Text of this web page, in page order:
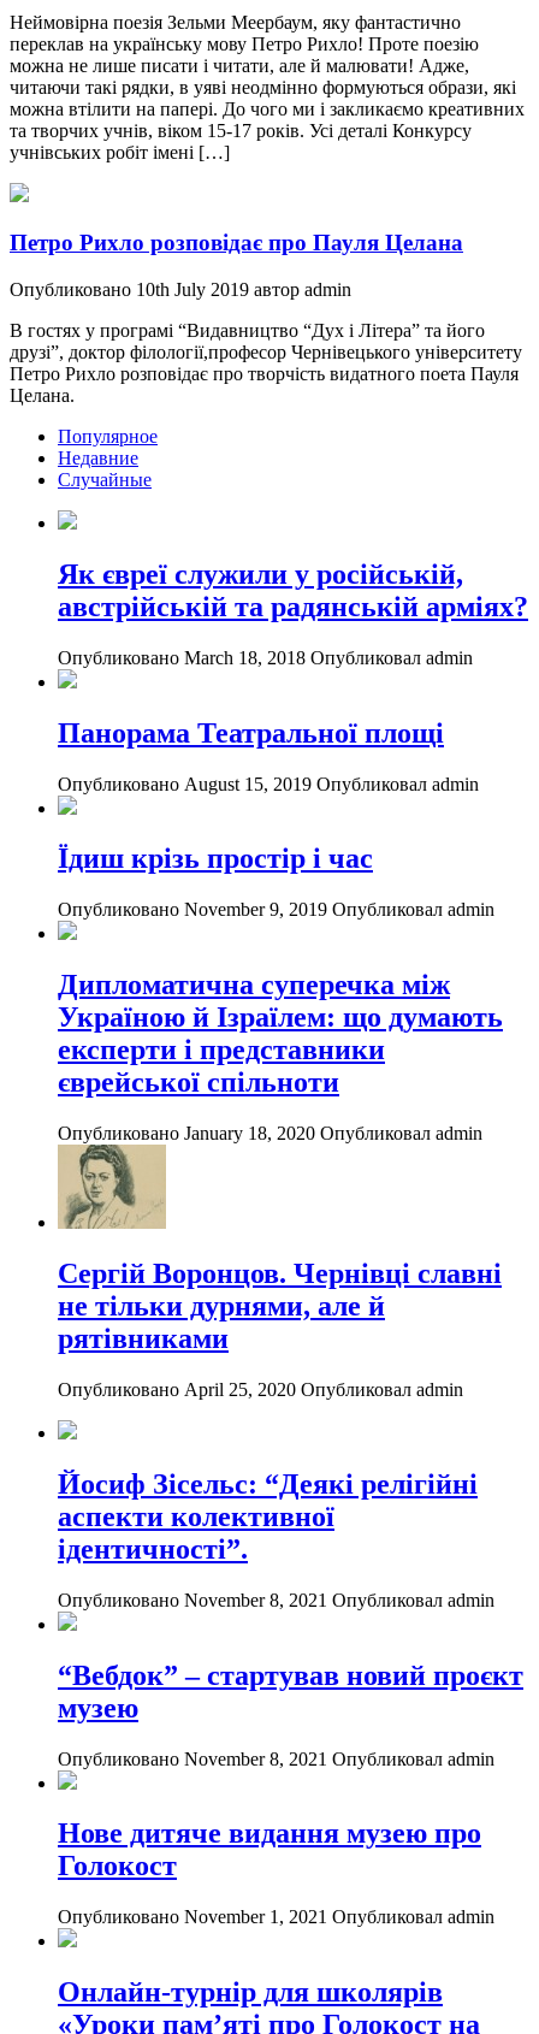
Неймовірна поезія Зельми Меербаум, яку фантастично
переклав на українську мову Петро Рихло! Проте поезію
можна не лише писати і читати, але й малювати! Адже,
читаючи такі рядки, в уяві неодмінно формуються образи, які
можна втілити на папері. До чого ми і закликаємо креативних
та творчих учнів, віком 15-17 років. Усі деталі Конкурсу
учнівських робіт імені […]
Петро Рихло розповідає про Пауля Целана
Опубликовано 10th July 2019 автор admin
В гостях у програмі “Видавництво “Дух і Літера” та його
друзі”, доктор філології,професор Чернівецького університету
Петро Рихло розповідає про творчість видатного поета Пауля
Целана.
Популярное
Недавние
Случайные
Як євреї служили у російській,
австрійській та радянській арміях?
Опубликовано March 18, 2018 Опубликовал admin
Панорама Театральної площі
Опубликовано August 15, 2019 Опубликовал admin
Їдиш крізь простір і час
Опубликовано November 9, 2019 Опубликовал admin
Дипломатична суперечка між
Україною й Ізраїлем: що думають
експерти і представники
єврейської спільноти
Опубликовано January 18, 2020 Опубликовал admin
Сергій Воронцов. Чернівці славні
не тільки дурнями, але й
рятівниками
Опубликовано April 25, 2020 Опубликовал admin
Йосиф Зісельс: “Деякі релігійні
аспекти колективної
ідентичності”.
Опубликовано November 8, 2021 Опубликовал admin
“Вебдок” – стартував новий проєкт
музею
Опубликовано November 8, 2021 Опубликовал admin
Нове дитяче видання музею про
Голокост
Опубликовано November 1, 2021 Опубликовал admin
Онлайн-турнір для школярів
«Уроки пам’яті про Голокост на